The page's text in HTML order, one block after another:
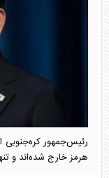
رئیس‌جمهور کره‌جنوبی
هرمز خارج شده‌اند و